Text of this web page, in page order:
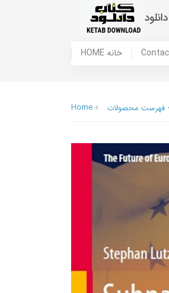
HOME خانه
Home فهرست محصولات